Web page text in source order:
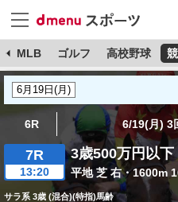
MLB ゴルフ 高校野球
6R 6/19(月) 3
7R
13:20
3歳500万円以下
平地 芝 右・1600m
サラ系 3歳 (混合)(特指)馬齢